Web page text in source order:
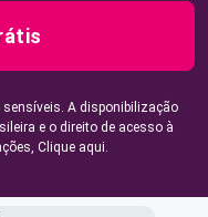
A disponibilização
e o direito de acesso à
Clique aqui.